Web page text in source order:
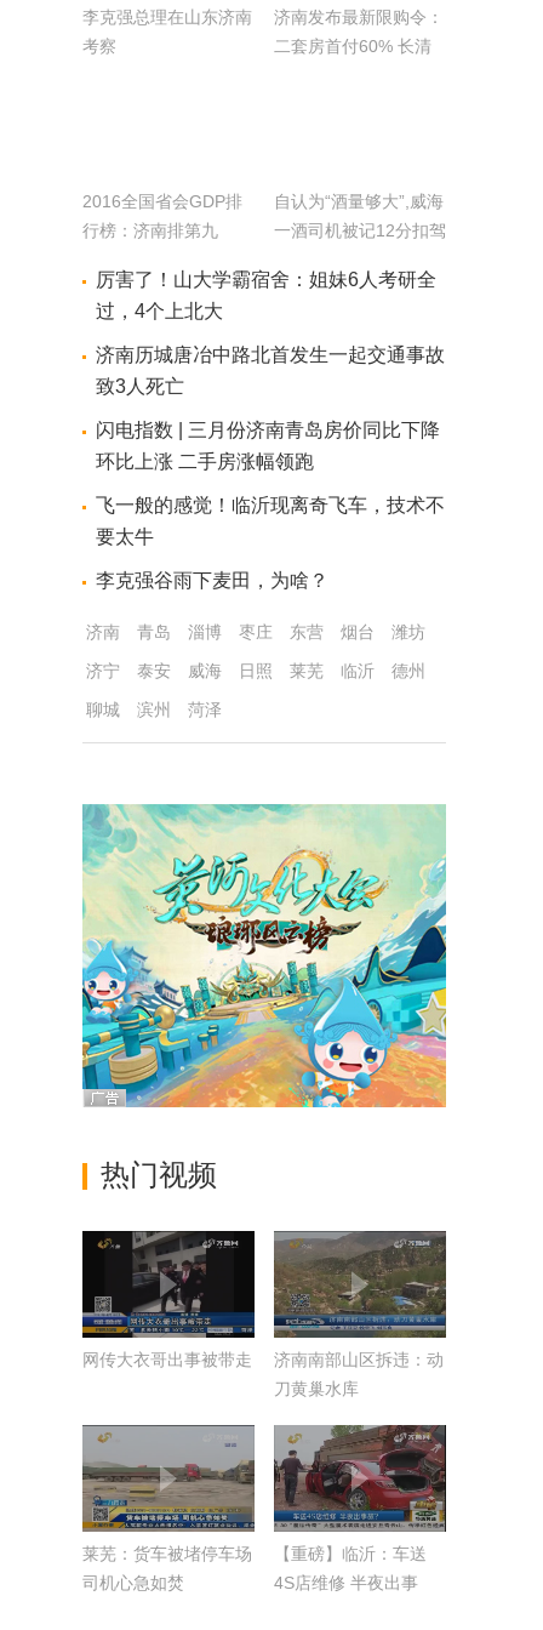
李克强总理在山东济南
考察
济南发布最新限购令：
二套房首付60% 长清
2016全国省会GDP排
行榜：济南排第九
自认为“酒量够大”,威海
一酒司机被记12分扣驾
厉害了！山大学霸宿舍：姐妹6人考研全
过，4个上北大
济南历城唐冶中路北首发生一起交通事故
致3人死亡
闪电指数 | 三月份济南青岛房价同比下降
环比上涨 二手房涨幅领跑
飞一般的感觉！临沂现离奇飞车，技术不
要太牛
李克强谷雨下麦田，为啥？
济南 青岛 淄博 枣庄 东营 烟台
潍坊
济宁
泰安 威海 日照 莱芜 临沂
德州
聊城
滨州 菏泽
热门视频
网传大衣哥出事被带走
济南南部山区拆违：动
刀黄巢水库
莱芜：货车被堵停车场
司机心急如焚
【重磅】临沂：车送
4S店维修 半夜出事